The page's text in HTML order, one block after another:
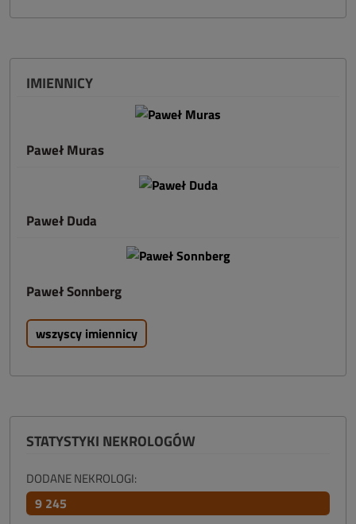
IMIENNICY
Paweł Muras
Paweł Duda
Paweł Sonnberg
wszyscy imiennicy
STATYSTYKI NEKROLOGÓW
DODANE NEKROLOGI:
9 245